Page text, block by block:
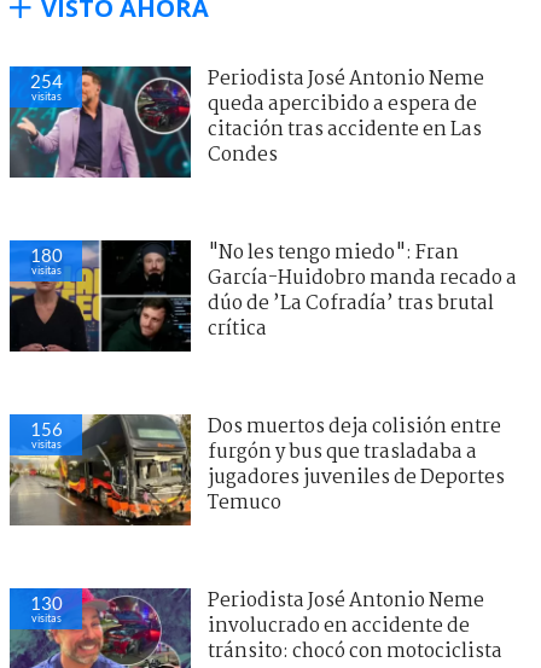
VISTO AHORA
254
visitas
Periodista José Antonio Neme
queda apercibido a espera de
citación tras accidente en Las
Condes
180
visitas
"No les tengo miedo": Fran
García-Huidobro manda recado a
dúo de ’La Cofradía’ tras brutal
crítica
156
visitas
Dos muertos deja colisión entre
furgón y bus que trasladaba a
jugadores juveniles de Deportes
Temuco
130
visitas
Periodista José Antonio Neme
involucrado en accidente de
tránsito: chocó con motociclista